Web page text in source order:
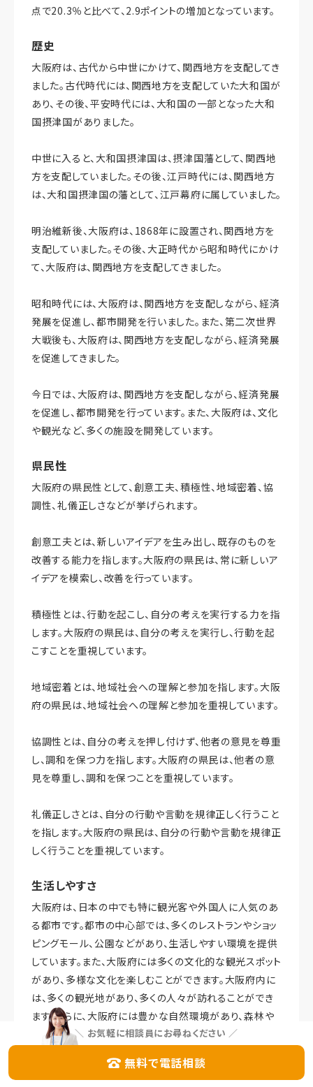
点で20.3％と比べて、2.9ポイントの増加となっています。
歴史
大阪府は、古代から中世にかけて、関西地方を支配してき
ました。古代時代には、関西地方を支配していた大和国が
あり、その後、平安時代には、大和国の一部となった大和
国摂津国がありました。
中世に入ると、大和国摂津国は、摂津国藩として、関西地
方を支配していました。その後、江戸時代には、関西地方
は、大和国摂津国の藩として、江戸幕府に属していました。
明治維新後、大阪府は、1868年に設置され、関西地方を
支配していました。その後、大正時代から昭和時代にかけ
て、大阪府は、関西地方を支配してきました。
昭和時代には、大阪府は、関西地方を支配しながら、経済
発展を促進し、都市開発を行いました。また、第二次世界
大戦後も、大阪府は、関西地方を支配しながら、経済発展
を促進してきました。
今日では、大阪府は、関西地方を支配しながら、経済発展
を促進し、都市開発を行っています。また、大阪府は、文化
や観光など、多くの施設を開発しています。
県民性
大阪府の県民性として、創意工夫、積極性、地域密着、協
調性、礼儀正しさなどが挙げられます。
創意工夫とは、新しいアイデアを生み出し、既存のものを
改善する能力を指します。大阪府の県民は、常に新しいア
イデアを模索し、改善を行っています。
積極性とは、行動を起こし、自分の考えを実行する力を指
します。大阪府の県民は、自分の考えを実行し、行動を起
こすことを重視しています。
地域密着とは、地域社会への理解と参加を指します。大阪
府の県民は、地域社会への理解と参加を重視しています。
協調性とは、自分の考えを押し付けず、他者の意見を尊重
し、調和を保つ力を指します。大阪府の県民は、他者の意
見を尊重し、調和を保つことを重視しています。
礼儀正しさとは、自分の行動や言動を規律正しく行うこと
を指します。大阪府の県民は、自分の行動や言動を規律正
しく行うことを重視しています。
生活しやすさ
大阪府は、日本の中でも特に観光客や外国人に人気のあ
る都市です。都市の中心部では、多くのレストランやショッ
ピングモール、公園などがあり、生活しやすい環境を提供
しています。また、大阪府には多くの文化的な観光スポット
があり、多様な文化を楽しむことができます。大阪府内に
は、多くの観光地があり、多くの人々が訪れることができ
ます。さらに、大阪府には豊かな自然環境があり、森林や
湖などを楽しむことができます。また、大阪府内には多く
大阪府内には多くの施設があり、子供から大人まで楽し
＼ お気軽に相談員にお尋ねください ／
無料で電話相談